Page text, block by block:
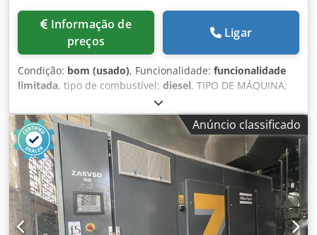
preços
Ligar
Condição: bom (usado), Funcionalidade: funcionalidade
limitada, tipo de combustível: diesel, TIPO DE MÁQUINA:
Escavadora rodoviária-ferroviária Crodpfx Aoxw Hg Aon Tef
MARCA: Atlas MODELO: 1104 MOTOR: Diesel, Deutz BALDE:
Sim CONDIÇÃO: Normal
Anúncio classificado